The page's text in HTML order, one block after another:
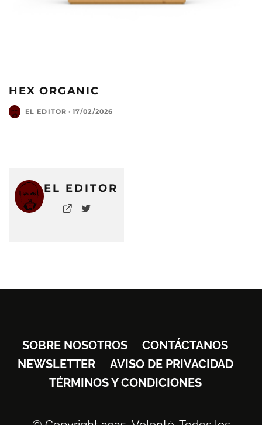
HEX ORGANIC
EL EDITOR · 17/02/2026
EL EDITOR
SOBRE NOSOTROS
CONTÁCTANOS
NEWSLETTER
AVISO DE PRIVACIDAD
TÉRMINOS Y CONDICIONES